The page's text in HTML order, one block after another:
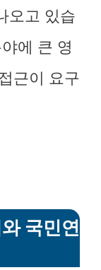
오고 있습
에 큰 영
근이 요구
국민연